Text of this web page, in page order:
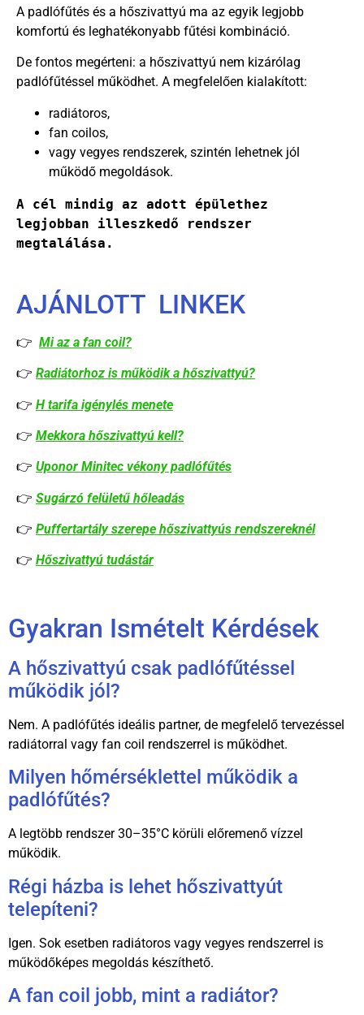
A padlófűtés és a hőszivattyú ma az egyik legjobb
komfortú és leghatékonyabb fűtési kombináció.
De fontos megérteni: a hőszivattyú nem kizárólag
padlófűtéssel működhet. A megfelelően kialakított:
radiátoros,
fan coilos,
vagy vegyes rendszerek, szintén lehetnek jól
működő megoldások.
A cél mindig az adott épülethez
legjobban illeszkedő rendszer
megtalálása.
AJÁNLOTT LINKEK
👉 Mi az a fan coil?
👉 Radiátorhoz is működik a hőszivattyú?
👉 H tarifa igénylés menete
👉 Mekkora hőszivattyú kell?
👉 Uponor Minitec vékony padlófűtés
👉 Sugárzó felületű hőleadás
👉 Puffertartály szerepe hőszivattyús rendszereknél
👉 Hőszivattyú tudástár
Gyakran Ismételt Kérdések
A hőszivattyú csak padlófűtéssel
működik jól?
Nem. A padlófűtés ideális partner, de megfelelő tervezéssel
radiátorral vagy fan coil rendszerrel is működhet.
Milyen hőmérséklettel működik a
padlófűtés?
A legtöbb rendszer 30–35°C körüli előremenő vízzel
működik.
Régi házba is lehet hőszivattyút
telepíteni?
Igen. Sok esetben radiátoros vagy vegyes rendszerrel is
működőképes megoldás készíthető.
A fan coil jobb, mint a radiátor?